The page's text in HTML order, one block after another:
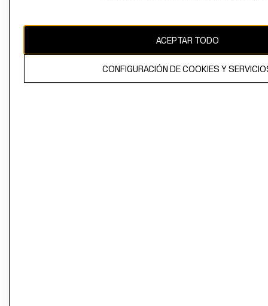
El contenido de esta página web está protegido por copyright y es
ACEPTAR TODO
CONFIGURACIÓN DE COOKIES Y